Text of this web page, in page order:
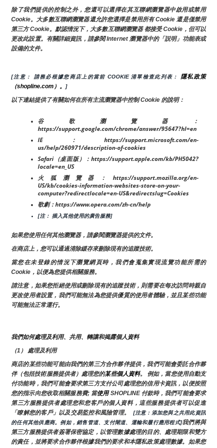
除了我們提供的控制之外，您還可以選擇在其互聯網瀏覽器中啟用或禁用
Cookie。大多數互聯網瀏覽器還允許您選擇是禁用所有 Cookie 還是僅禁用
第三方 Cookie。默認情況下，大多數互聯網瀏覽器 都接受 Cookie，但可以
更改此設置。有關詳細資訊，請參閱 Internet 瀏覽器中的「説明」功能表或
設備的文件。
[注意： 請務必根據您商店上的當前 COOKIE 清單檢查此列表： 隱私政策
（shopline.com）。
]
以下連結提供了有關如何在所有主流瀏覽器中控制 Cookie 的說明：
谷歌瀏覽器：
https://support.google.com/chrome/answer/95647?hl=en
IE：https://support.microsoft.com/en-
us/help/260971/description-of-cookies
Safari（桌面版）：https://support.apple.com/kb/PH5042?
locale=en_US
火狐瀏覽器：https://support.mozilla.org/en-
US/kb/cookies-information-websites-store-on-your-
computer?redirectlocale=en-US&redirectslug=Cookies
歌劇：https://www.opera.com/zh-cn/help
[注： 插入其他使用的廣告服務]
如果您使用任何其他瀏覽器，請參閱瀏覽器提供的文件。
在商店上，您可以通過清除緩存來刪除現有的追蹤技術。
當您在未登錄的情況下瀏覽網頁時，我們會蒐集實現流覽功能所需的
Cookie，以便為您提供相關服務。
請注意，如果您拒絕使用或刪除現有的追蹤技術，則需要在每次訪問時親自
更改使用者設置，我們可能無法為您提供優質的使用者體驗，並且某些功能
可能無法正常運行。
我們如何處理及利用、共用、轉讓和揭露個人資料
（1） 處理及利用
商店的某些功能可能由我們的第三方合作夥伴提供，我們可能會委託合作夥
伴（包括技術服務提供者）處理您的某些個人資料。 例如，當您使用自動支
付功能時，我們可能會要求第三方支付公司處理您的信用卡資訊，以便按照
您的指示向您收取相關服務費; 當使用 SHOPLINE 付款時，我們可能會要求
第三方服務提供者處理您和您客戶的個人資料，這些服務提供者可以促進
「瞭解您的客戶」以及交易監控和風險管理。
[注意：添加您與之共用此資訊
的任何其他供應商。例如，銷售管道、支付閘道、運輸和履行應用程式]我們將與
第三方服務提供者簽署保密協定，以管理數據處理的目的、處理期限和雙方
的責任，並將要求合作夥伴根據我們的要求和本隱私政策處理數據。如果您